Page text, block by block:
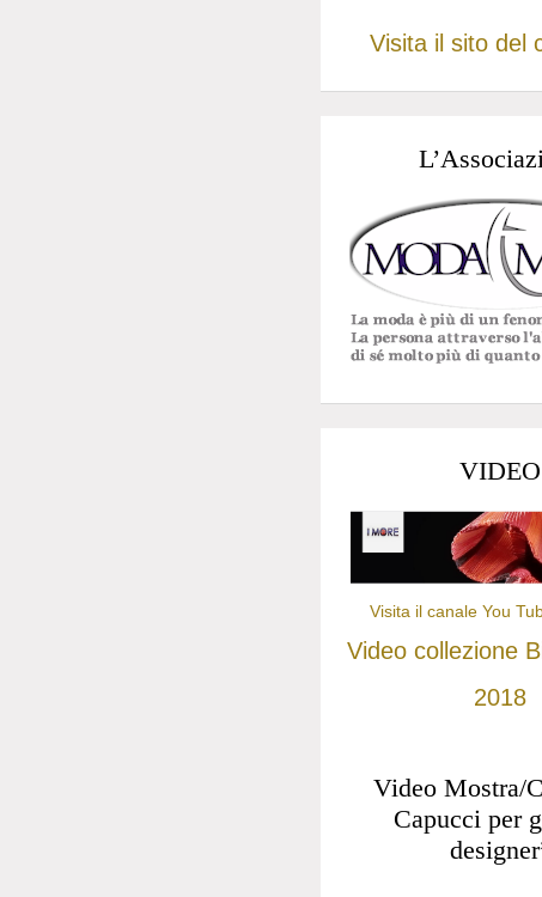
Visita il sito del
VIDEO
Visita il canale You
Video collezione
2018
Video Mostra/
Capucci per